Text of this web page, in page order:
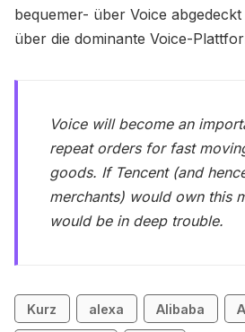
bequemer- über Voice
über die dominante Voice-
Voice will become an
repeat orders for fast
goods. If Tencent (and
merchants) would own this
would be in deep trouble.
Kurz alexa Alibaba